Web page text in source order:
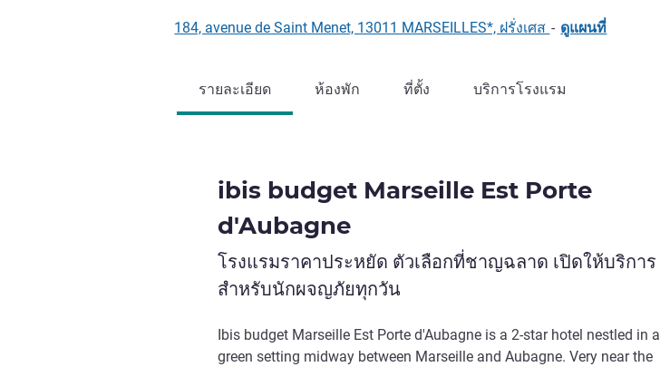
184, avenue de Saint Menet, 13011 MARSEILLES*, ฝรั่งเศส - ดูแผนที่
รายละเอียด ห้องพัก ที่ตั้ง บริการโรงแรม
ibis budget Marseille Est Porte
d'Aubagne
โรงแรมราคาประหยัด ตัวเลือกที่ชาญฉลาด เปิดให้บริการ
สำหรับนักผจญภัยทุกวัน
Ibis budget Marseille Est Porte d'Aubagne is a 2-star hotel nestled in a
green setting midway between Marseille and Aubagne. Very near the